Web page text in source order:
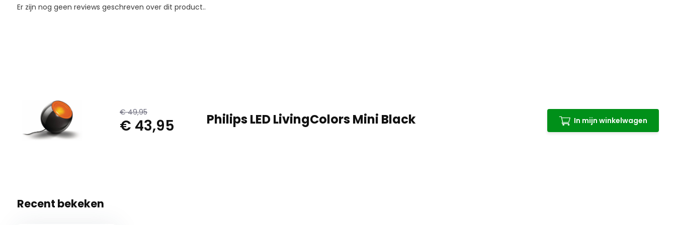
Er zijn nog geen reviews geschreven over dit product..
€ 49,95
€ 43,95 Philips LED LivingColors Mini Black In mijn winkelwagen
Recent bekeken